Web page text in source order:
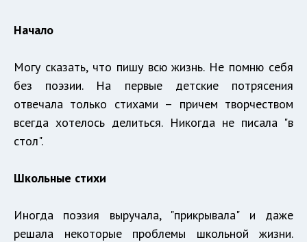
Начало
Могу сказать, что пишу всю жизнь. Не помню себя
без поэзии. На первые детские потрясения
отвечала только стихами – причем творчеством
всегда хотелось делиться. Никогда не писала "в
стол".
Школьные стихи
Иногда поэзия выручала, "прикрывала" и даже
решала некоторые проблемы школьной жизни.